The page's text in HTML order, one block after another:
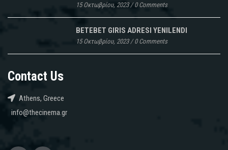
15 Οκτωβρίου, 2023/0 Comments
BETEBET GIRIS ADRESI YENILENDI
15 Οκτωβρίου, 2023/0 Comments
Contact Us
Athens, Greece
info@thecinema.gr